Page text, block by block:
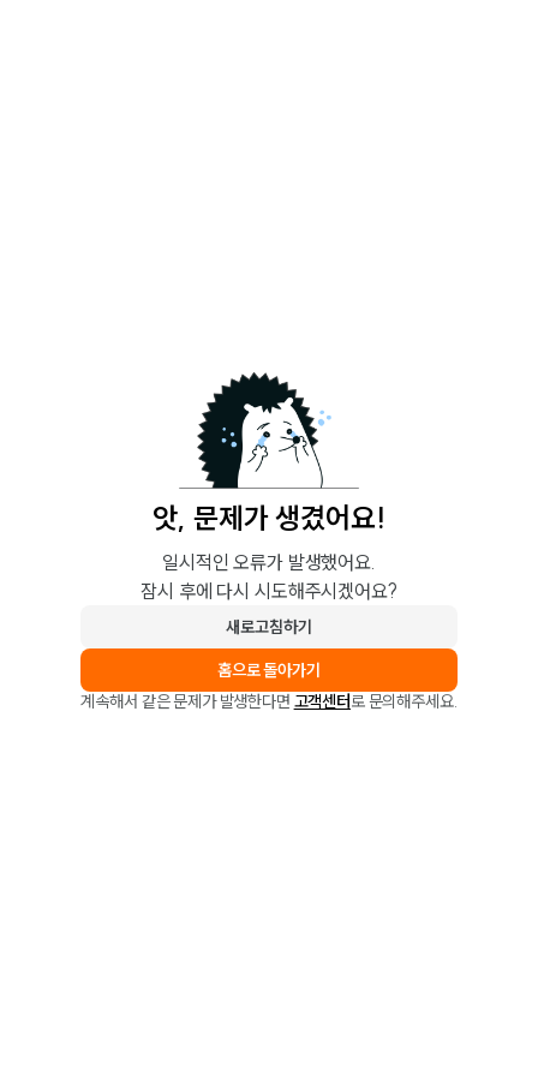
앗, 문제가 생겼어요!
일시적인 오류가 발생했어요.
잠시 후에 다시 시도해주시겠어요?
새로고침하기
홈으로 돌아가기
계속해서 같은 문제가 발생한다면 고객센터로 문의해주세요.